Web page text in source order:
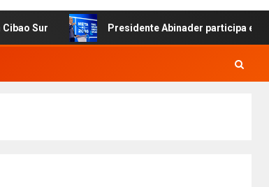
Presidente Abinader participa en primer